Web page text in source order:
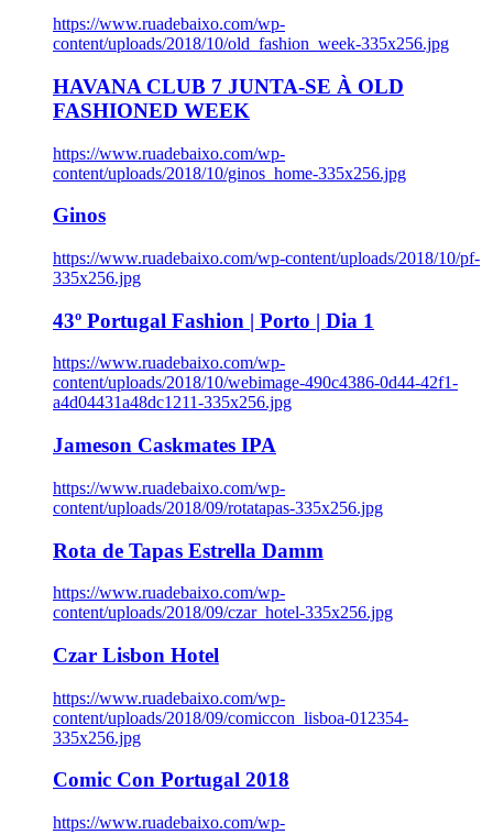
https://www.ruadebaixo.com/wp-
content/uploads/2018/10/old_fashion_week-335x256.jpg
HAVANA CLUB 7 JUNTA-SE À OLD
FASHIONED WEEK
https://www.ruadebaixo.com/wp-
content/uploads/2018/10/ginos_home-335x256.jpg
Ginos
https://www.ruadebaixo.com/wp-content/uploads/2018/10/pf-
335x256.jpg
43º Portugal Fashion | Porto | Dia 1
https://www.ruadebaixo.com/wp-
content/uploads/2018/10/webimage-490c4386-0d44-42f1-
a4d04431a48dc1211-335x256.jpg
Jameson Caskmates IPA
https://www.ruadebaixo.com/wp-
content/uploads/2018/09/rotatapas-335x256.jpg
Rota de Tapas Estrella Damm
https://www.ruadebaixo.com/wp-
content/uploads/2018/09/czar_hotel-335x256.jpg
Czar Lisbon Hotel
https://www.ruadebaixo.com/wp-
content/uploads/2018/09/comiccon_lisboa-012354-
335x256.jpg
Comic Con Portugal 2018
https://www.ruadebaixo.com/wp-